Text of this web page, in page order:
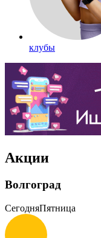
клубы
Акции
Волгоград
СегодняПятница